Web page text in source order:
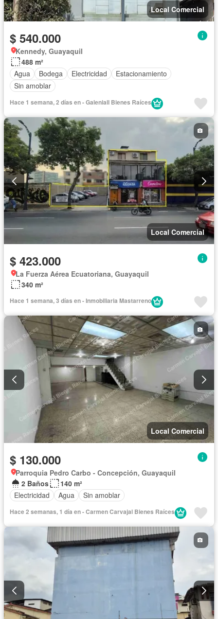
Local Comercial
$ 540.000
Kennedy, Guayaquil
488 m²
Agua
Bodega Electricidad
Estacionamiento
Sin amoblar
Hace 1 semana, 2 días en - Galeniall Bienes Raíces
Local Comercial
$ 423.000
La Fuerza Aérea Ecuatoriana, Guayaquil
340 m²
Hace 1 semana, 3 días en - Inmobiliaria Mastarreno
Local Comercial
$ 130.000
Parroquia Pedro Carbo - Concepción, Guayaquil
2 Baños
140 m²
Electricidad
Agua Sin amoblar
Hace 2 semanas, 1 día en - Carmen Carvajal Bienes Raíces